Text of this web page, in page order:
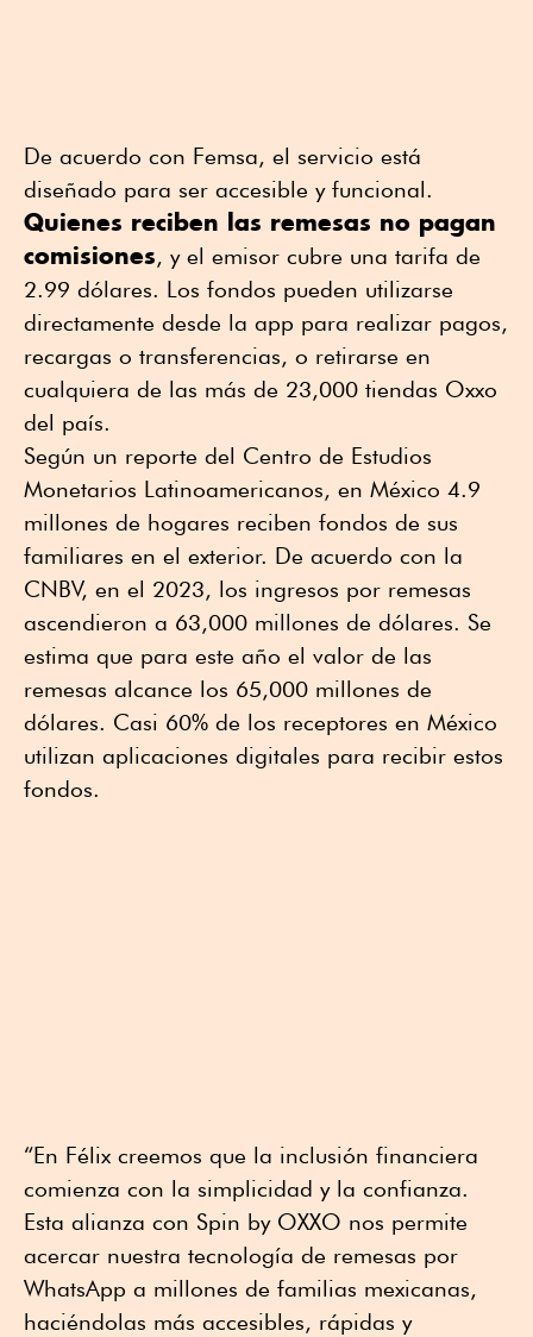
De acuerdo con Femsa, el servicio está
diseñado para ser accesible y funcional.
Quienes reciben las remesas no pagan
comisiones, y el emisor cubre una tarifa de
2.99 dólares. Los fondos pueden utilizarse
directamente desde la app para realizar pagos,
recargas o transferencias, o retirarse en
cualquiera de las más de 23,000 tiendas Oxxo
del país.
Según un reporte del Centro de Estudios
Monetarios Latinoamericanos, en México 4.9
millones de hogares reciben fondos de sus
familiares en el exterior. De acuerdo con la
CNBV, en el 2023, los ingresos por remesas
ascendieron a 63,000 millones de dólares. Se
estima que para este año el valor de las
remesas alcance los 65,000 millones de
dólares. Casi 60% de los receptores en México
utilizan aplicaciones digitales para recibir estos
fondos.
“En Félix creemos que la inclusión financiera
comienza con la simplicidad y la confianza.
Esta alianza con Spin by OXXO nos permite
acercar nuestra tecnología de remesas por
WhatsApp a millones de familias mexicanas,
haciéndolas más accesibles, rápidas y